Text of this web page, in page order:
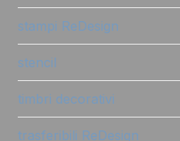
stampi ReDesign
stencil
timbri decorativi
trasferibili ReDesign